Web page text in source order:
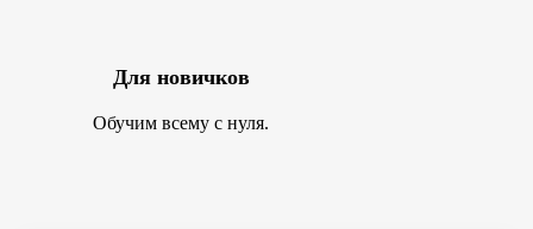
Для новичков
Обучим всему с нуля.